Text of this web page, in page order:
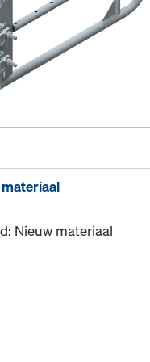
Nieuw materiaal